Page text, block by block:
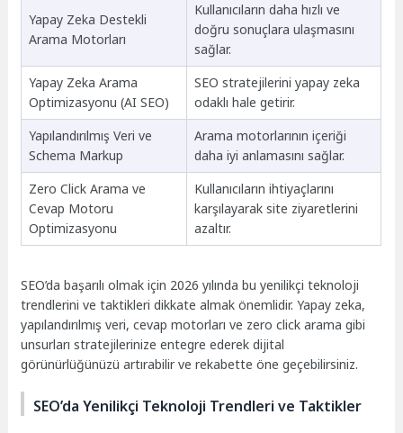
Yapay Zeka Destekli
Arama Motorları
Kullanıcıların daha hızlı ve
doğru sonuçlara ulaşmasını
sağlar.
Yapay Zeka Arama
Optimizasyonu (AI SEO)
SEO stratejilerini yapay zeka
odaklı hale getirir.
Yapılandırılmış Veri ve
Schema Markup
Arama motorlarının içeriği
daha iyi anlamasını sağlar.
Zero Click Arama ve
Cevap Motoru
Optimizasyonu
Kullanıcıların ihtiyaçlarını
karşılayarak site ziyaretlerini
azaltır.
SEO’da başarılı olmak için 2026 yılında bu yenilikçi teknoloji
trendlerini ve taktikleri dikkate almak önemlidir. Yapay zeka,
yapılandırılmış veri, cevap motorları ve zero click arama gibi
unsurları stratejilerinize entegre ederek dijital
görünürlüğünüzü artırabilir ve rekabette öne geçebilirsiniz.
SEO’da Yenilikçi Teknoloji Trendleri ve Taktikler